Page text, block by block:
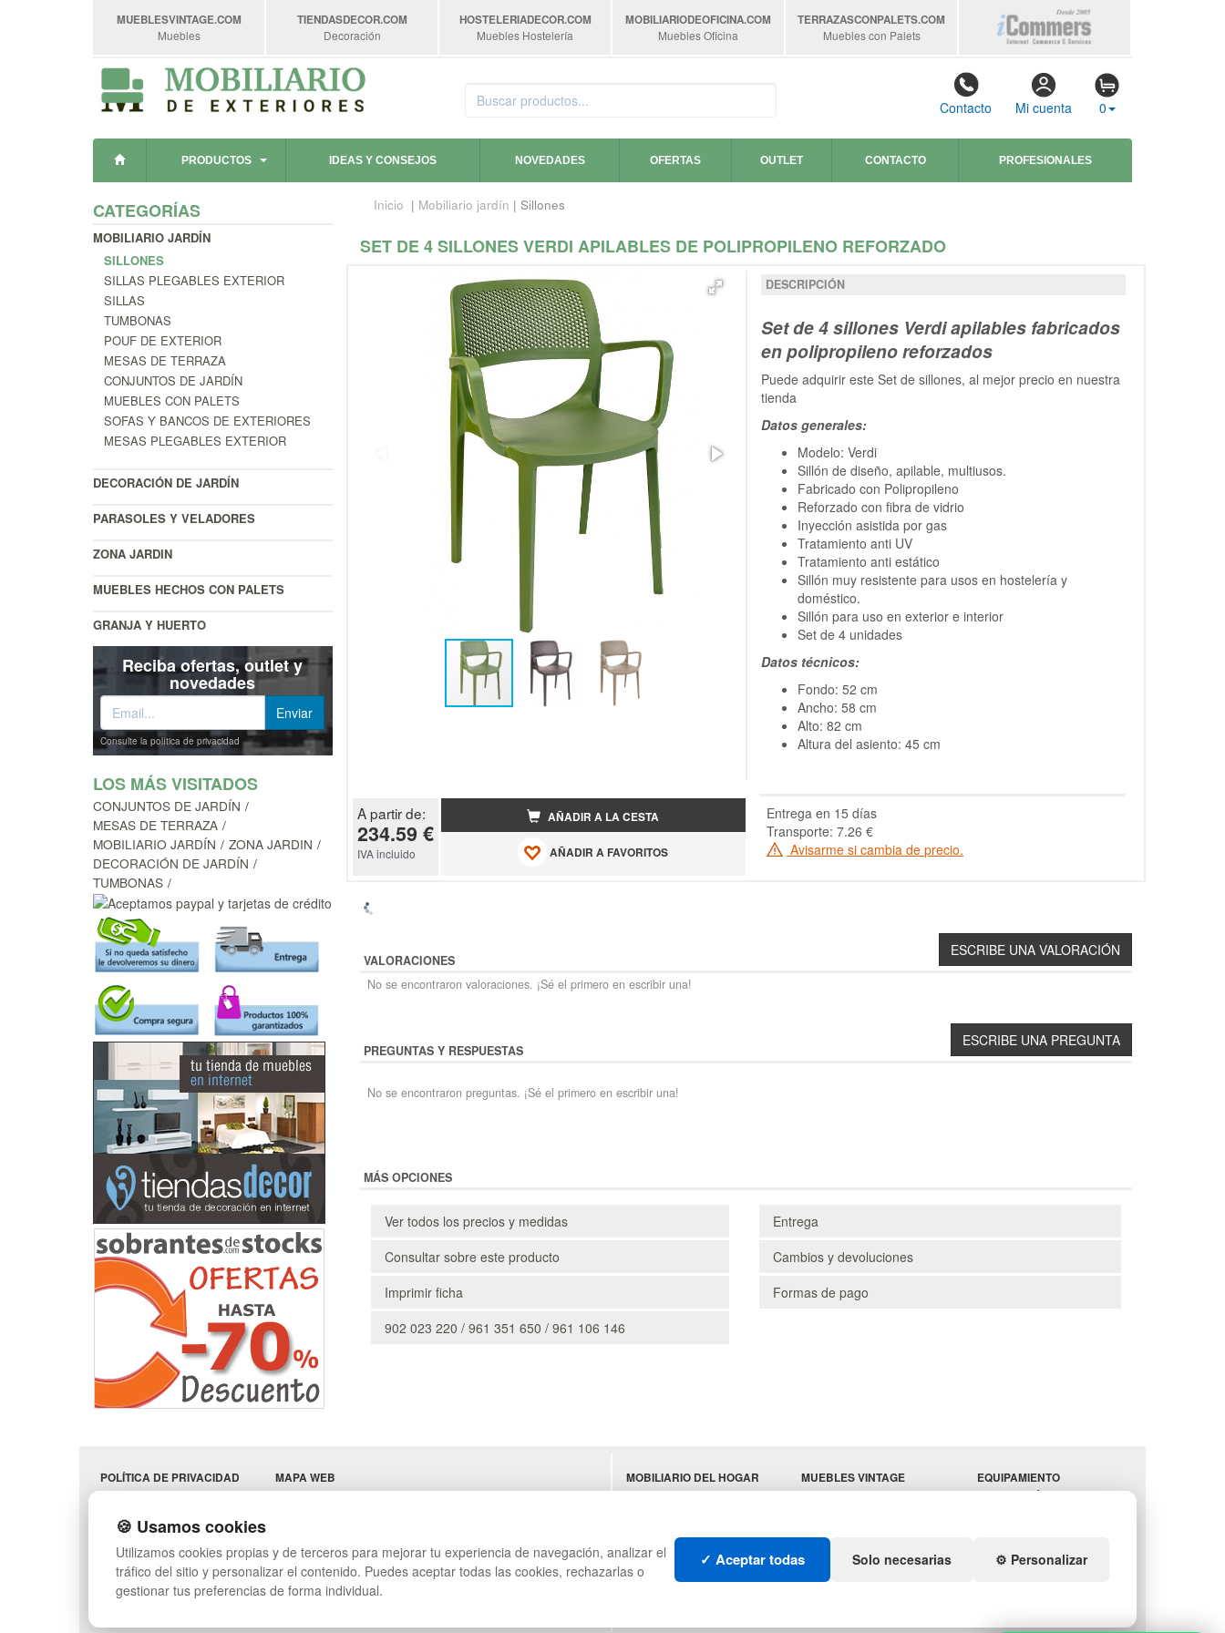
MUEBLESVINTAGE.COM
Muebles
TIENDASDECOR.COM
Decoración
HOSTELERIADECOR.COM
Muebles Hostelería
MOBILIARIODEOFICINA.COM
Muebles Oficina
TERRAZASCONPALETS.COM
Muebles con Palets
Contacto Mi cuenta 0
PRODUCTOS IDEAS Y CONSEJOS NOVEDADES OFERTAS OUTLET CONTACTO PROFESIONALES
CATEGORÍAS
MOBILIARIO JARDÍN
SILLONES
SILLAS PLEGABLES EXTERIOR
SILLAS
TUMBONAS
POUF DE EXTERIOR
MESAS DE TERRAZA
CONJUNTOS DE JARDÍN
MUEBLES CON PALETS
SOFAS Y BANCOS DE EXTERIORES
MESAS PLEGABLES EXTERIOR
DECORACIÓN DE JARDÍN
PARASOLES Y VELADORES
ZONA JARDIN
MUEBLES HECHOS CON PALETS
GRANJA Y HUERTO
Reciba ofertas, outlet y
novedades
Consulte la política de privacidad
LOS MÁS VISITADOS
CONJUNTOS DE JARDÍN
MESAS DE TERRAZA
MOBILIARIO JARDÍN
ZONA JARDIN
DECORACIÓN DE JARDÍN
TUMBONAS
Inicio | Mobiliario jardín | Sillones
SET DE 4 SILLONES VERDI APILABLES DE POLIPROPILENO REFORZADO
DESCRIPCIÓN
Set de 4 sillones Verdi apilables fabricados
en polipropileno reforzados
Puede adquirir este Set de sillones, al mejor precio en nuestra
tienda
Datos generales:
Modelo: Verdi
Sillón de diseño, apilable, multiusos.
Fabricado con Polipropileno
Reforzado con fibra de vidrio
Inyección asistida por gas
Tratamiento anti UV
Tratamiento anti estático
Sillón muy resistente para usos en hostelería y
doméstico.
Sillón para uso en exterior e interior
Set de 4 unidades
Datos técnicos:
Fondo: 52 cm
Ancho: 58 cm
Alto: 82 cm
Altura del asiento: 45 cm
A partir de:
234.59 €
IVA incluido
AÑADIR A LA CESTA
AÑADIR A FAVORITOS
Entrega en 15 días
Transporte: 7.26 €
Avisarme si cambia de precio.
VALORACIONES
No se encontraron valoraciones. ¡Sé el primero en escribir una!
PREGUNTAS Y RESPUESTAS
No se encontraron preguntas. ¡Sé el primero en escribir una!
MÁS OPCIONES
Ver todos los precios y medidas
Consultar sobre este producto
Imprimir ficha
902 023 220 / 961 351 650 / 961 106 146
Entrega
Cambios y devoluciones
Formas de pago
POLÍTICA DE PRIVACIDAD
CONDICIONES DE USO
DEVOLUCIONES
CONTACTO
QUIENES SOMOS
MAPA WEB
PREGUNTAS FRECUENTES
SÍGUENOS:
MOBILIARIO DEL HOGAR
MOBILIARIO DE OFICINA
MUEBLES VINTAGE
TERRAZAS CON PALETS
EQUIPAMIENTO
HOSTELERÍA PARA
🍪 Usamos cookies
Utilizamos cookies propias y de terceros para mejorar tu experiencia de navegación, analizar el
tráfico del sitio y personalizar el contenido. Puedes aceptar todas las cookies, rechazarlas o
gestionar tus preferencias de forma individual.
✓ Aceptar todas Solo necesarias ⚙️ Personalizar